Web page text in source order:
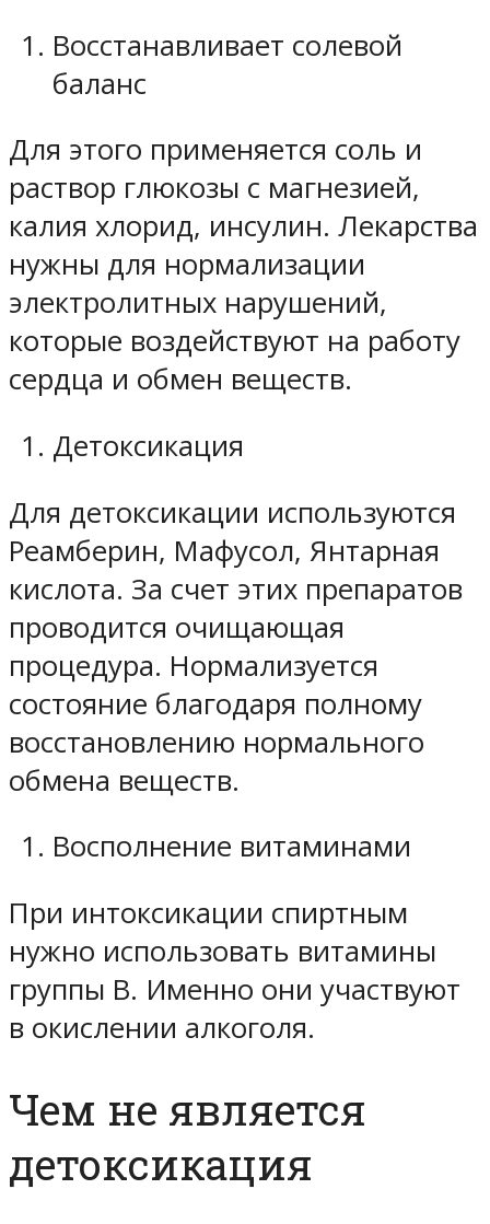
Восстанавливает солевой
баланс
Для этого применяется соль и
раствор глюкозы с магнезией,
калия хлорид, инсулин. Лекарства
нужны для нормализации
электролитных нарушений,
которые воздействуют на работу
сердца и обмен веществ.
Детоксикация
Для детоксикации используются
Реамберин, Мафусол, Янтарная
кислота. За счет этих препаратов
проводится очищающая
процедура. Нормализуется
состояние благодаря полному
восстановлению нормального
обмена веществ.
Восполнение витаминами
При интоксикации спиртным
нужно использовать витамины
группы B. Именно они участвуют
в окислении алкоголя.
Чем не является
детоксикация